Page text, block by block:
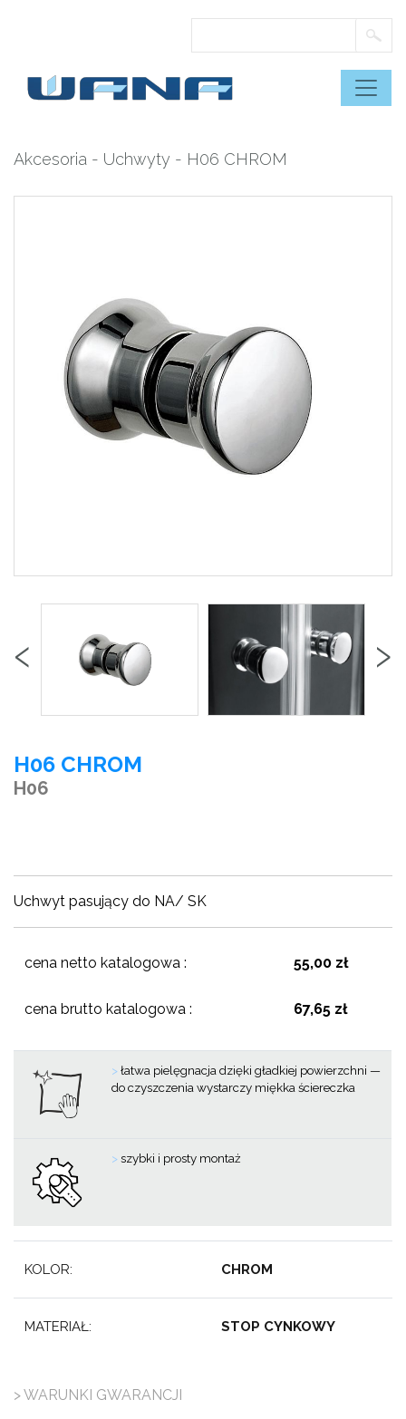
Akcesoria - Uchwyty - H06 CHROM
‹ ›
H06 CHROM
H06
Uchwyt pasujący do NA/ SK
cena netto katalogowa : 55,00 zł
cena brutto katalogowa : 67,65 zł
>łatwa pielęgnacja dzięki gładkiej powierzchni —
do czyszczenia wystarczy miękka ściereczka
>szybki i prosty montaż
KOLOR: CHROM
MATERIAŁ: STOP CYNKOWY
> WARUNKI GWARANCJI